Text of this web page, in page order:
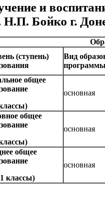
и
Н.П. Бойко г.
(ступень)
Вид
общее
основная
общее
основная
общее
классы)
основная